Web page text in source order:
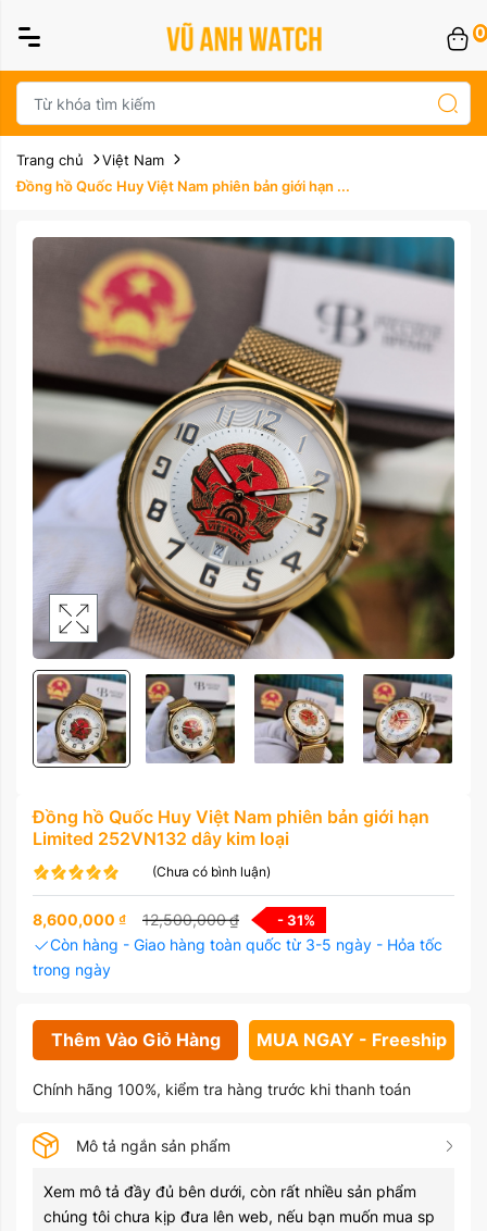
0
Trang chủ
Việt Nam
Đồng hồ Quốc Huy Việt Nam phiên bản giới hạn ...
Đồng hồ Quốc Huy Việt Nam phiên bản giới hạn
Limited 252VN132 dây kim loại
(Chưa có bình luận)
8,600,000 ₫ 12,500,000₫ - 31%
Còn hàng - Giao hàng toàn quốc từ 3-5 ngày - Hỏa tốc
trong ngày
Thêm Vào Giỏ Hàng MUA NGAY - Freeship
Chính hãng 100%, kiểm tra hàng trước khi thanh toán
Mô tả ngắn sản phẩm
Xem mô tả đầy đủ bên dưới, còn rất nhiều sản phẩm
chúng tôi chưa kịp đưa lên web, nếu bạn muốn mua sp